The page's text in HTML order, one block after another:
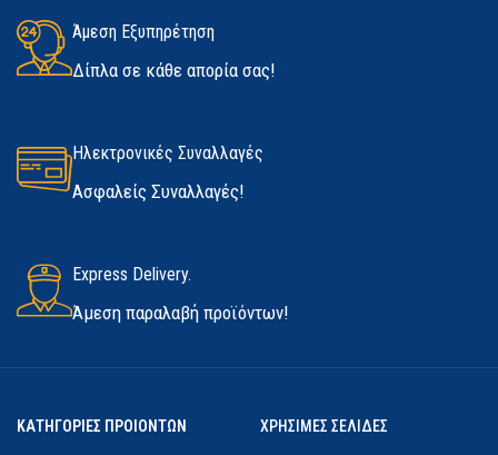
Άμεση Εξυπηρέτηση
Δίπλα σε κάθε απορία σας!
Ηλεκτρονικές Συναλλαγές
Ασφαλείς Συναλλαγές!
Express Delivery.
Άμεση παραλαβή προϊόντων!
ΚΑΤΗΓΟΡΙΕΣ ΠΡΟΙΟΝΤΩΝ ΧΡΗΣΙΜΕΣ ΣΕΛΙΔΕΣ